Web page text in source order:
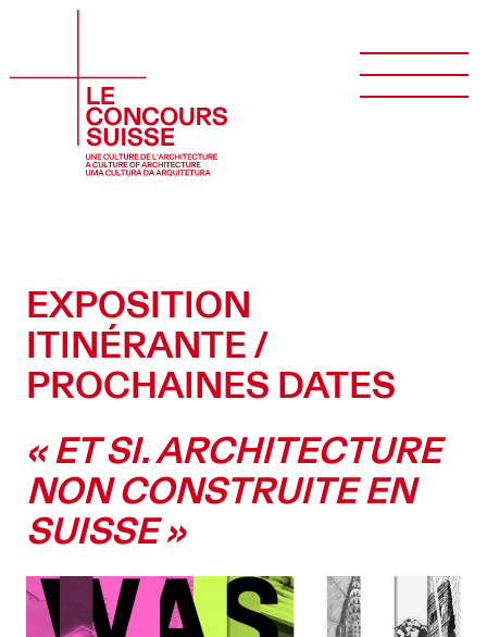
EXPOSITION
ITINÉRANTE /
PROCHAINES DATES
« ET SI. ARCHITECTURE
NON CONSTRUITE EN
SUISSE »